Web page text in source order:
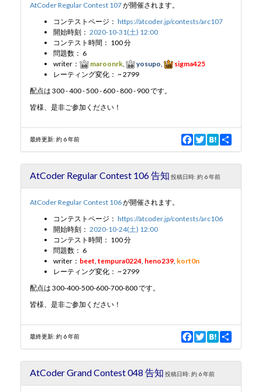
AtCoder Regular Contest 107が開催されます。
コンテストページ： https://atcoder.jp/contests/arc107
開始時刻： 2020-10-31(土) 12:00
コンテスト時間： 100 分
問題数： 6
writer：
maroonrk, yosupo,
sigma425
レーティング変化： ~ 2799
配点は 300 - 400 - 500 - 600 - 800 - 900 です。
皆様、是非ご参加ください！
最終更新: 約 6 年前
F
a
e
b
T
w
t
t
H
a
e
n
h
r
AtCoder Regular Contest 106 告知 投稿日時: 約 6 年前
AtCoder Regular Contest 106が開催されます。
コンテストページ： https://atcoder.jp/contests/arc106
開始時刻： 2020-10-24(土) 12:00
コンテスト時間： 100 分
問題数： 6
writer： beet, tempura0224, heno239, kort0n
レーティング変化： ~ 2799
配点は 300-400-500-600-700-800 です。
皆様、是非ご参加ください！
最終更新: 約 6 年前
F
a
e
b
T
w
t
t
H
a
e
h
r
AtCoder Grand Contest 048 告知 投稿日時: 約 6 年前